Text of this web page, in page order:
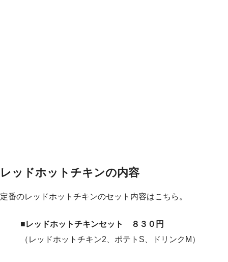
レッドホットチキンの内容
定番のレッドホットチキンのセット内容はこちら。
■レッドホットチキンセット ８３０円
（レッドホットチキン2、ポテトS、ドリンクM）